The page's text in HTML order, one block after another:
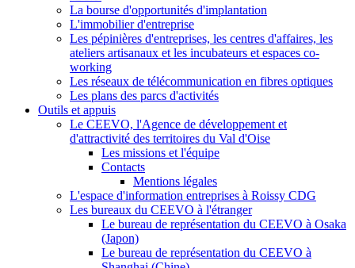
La bourse d'opportunités d'implantation
L'immobilier d'entreprise
Les pépinières d'entreprises, les centres d'affaires, les
ateliers artisanaux et les incubateurs et espaces co-
working
Les réseaux de télécommunication en fibres optiques
Les plans des parcs d'activités
Outils et appuis
Le CEEVO, l'Agence de développement et
d'attractivité des territoires du Val d'Oise
Les missions et l'équipe
Contacts
Mentions légales
L'espace d'information entreprises à Roissy CDG
Les bureaux du CEEVO à l'étranger
Le bureau de représentation du CEEVO à Osaka
(Japon)
Le bureau de représentation du CEEVO à